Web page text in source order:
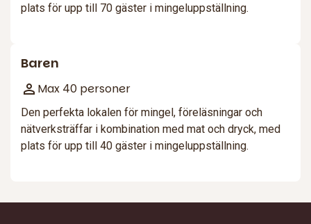
plats för upp till 70 gäster i mingeluppställning.
Baren
Max 40 personer
Den perfekta lokalen för mingel, föreläsningar och
nätverksträffar i kombination med mat och dryck, med
plats för upp till 40 gäster i mingeluppställning.